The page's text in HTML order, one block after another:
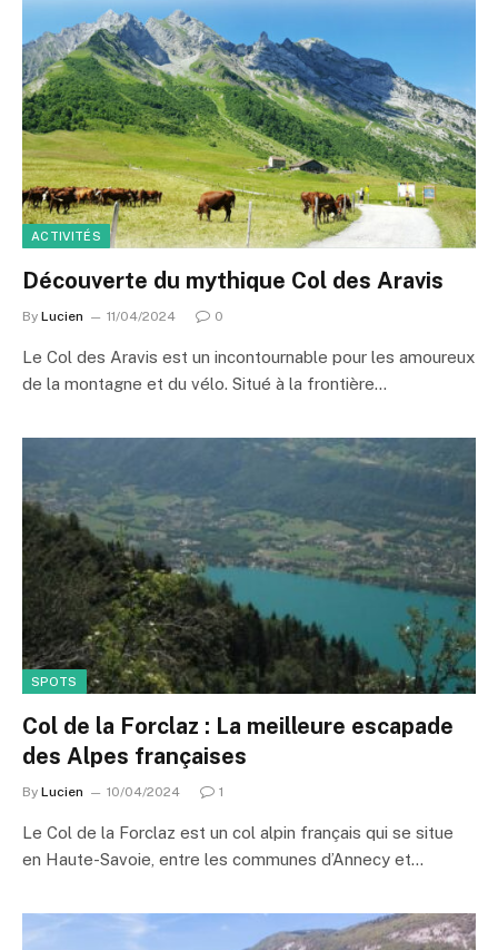
ACTIVITÉS
Découverte du mythique Col des Aravis
By Lucien 11/04/2024 0
Le Col des Aravis est un incontournable pour les amoureux
de la montagne et du vélo. Situé à la frontière…
SPOTS
Col de la Forclaz : La meilleure escapade
des Alpes françaises
By Lucien 10/04/2024 1
Le Col de la Forclaz est un col alpin français qui se situe
en Haute-Savoie, entre les communes d’Annecy et…